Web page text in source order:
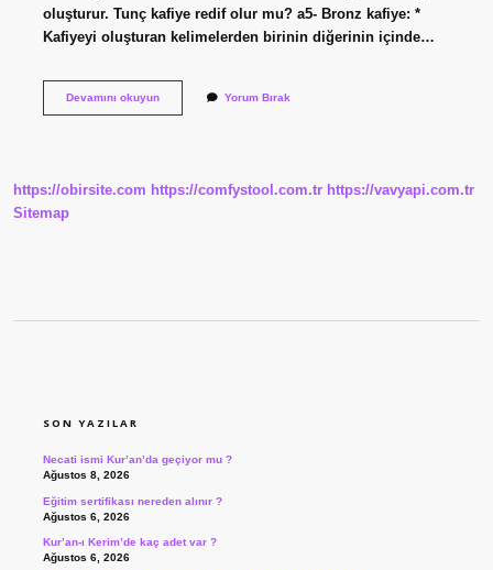
oluşturur. Tunç kafiye redif olur mu? a5- Bronz kafiye: *
Kafiyeyi oluşturan kelimelerden birinin diğerinin içinde…
Devamını okuyunTunç
Yorum Bırak
https://obirsite.com https://comfystool.com.tr https://vavyapi.com.tr
Sitemap
SON YAZILAR
Necati ismi Kur’an’da geçiyor mu ?
Ağustos 8, 2026
Eğitim sertifikası nereden alınır ?
Ağustos 6, 2026
Kur’an-ı Kerim’de kaç adet var ?
Ağustos 6, 2026